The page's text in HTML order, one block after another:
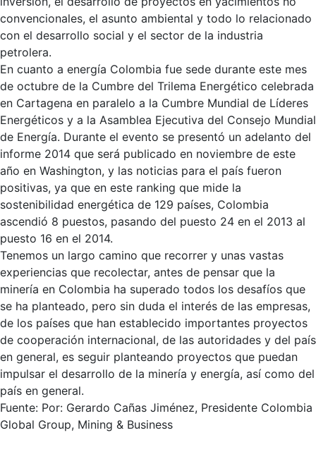
convencionales, el asunto ambiental y todo lo relacionado
con el desarrollo social y el sector de la industria
petrolera.
En cuanto a energía Colombia fue sede durante este mes
de octubre de la Cumbre del Trilema Energético celebrada
en Cartagena en paralelo a la Cumbre Mundial de Líderes
Energéticos y a la Asamblea Ejecutiva del Consejo Mundial
de Energía. Durante el evento se presentó un adelanto del
informe 2014 que será publicado en noviembre de este
año en Washington, y las noticias para el país fueron
positivas, ya que en este ranking que mide la
sostenibilidad energética de 129 países, Colombia
ascendió 8 puestos, pasando del puesto 24 en el 2013 al
puesto 16 en el 2014.
Tenemos un largo camino que recorrer y unas vastas
experiencias que recolectar, antes de pensar que la
minería en Colombia ha superado todos los desafíos que
se ha planteado, pero sin duda el interés de las empresas,
de los países que han establecido importantes proyectos
de cooperación internacional, de las autoridades y del país
en general, es seguir planteando proyectos que puedan
impulsar el desarrollo de la minería y energía, así como del
país en general.
Fuente: Por: Gerardo Cañas Jiménez, Presidente Colombia
Global Group, Mining & Business